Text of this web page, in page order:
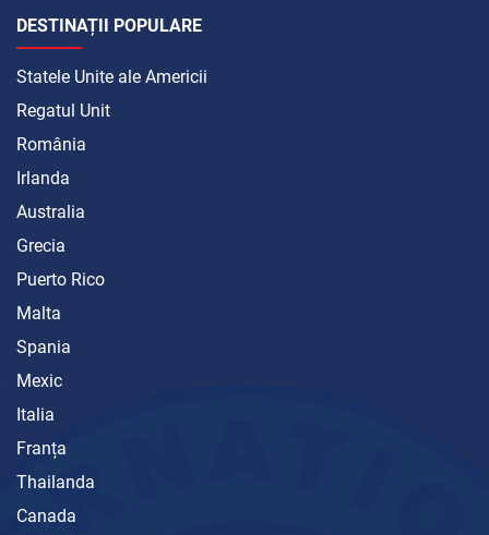
DESTINAȚII POPULARE
Statele Unite ale Americii
Regatul Unit
România
Irlanda
Australia
Grecia
Puerto Rico
Malta
Spania
Mexic
Italia
Franța
Thailanda
Canada